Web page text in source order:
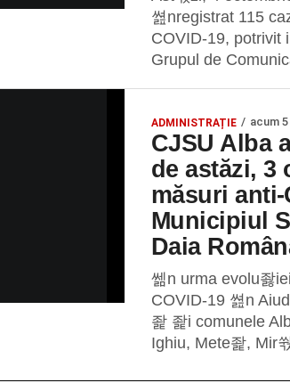
쎮nregistrat 115
COVID-19, potrivit
Grupul de
ADMINISTRAȚIE acum
CJSU Alba
de astăzi, 3
măsuri anti-
Municipiul
Daia
쎎n urma evolu좛
COVID-19 쎮n
좙 좙i comunele
Ighiu, Mete좙, Mir